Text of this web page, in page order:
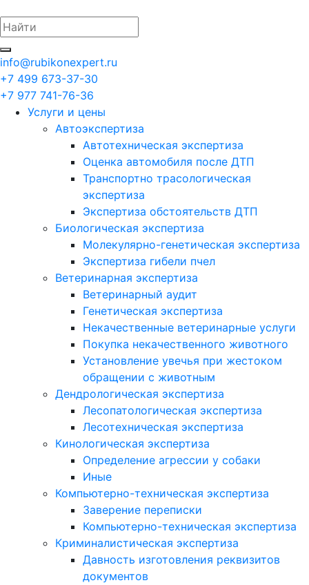
info@rubikonexpert.ru
+7 499 673-37-30
+7 977 741-76-36
Услуги и цены
Автоэкспертиза
Автотехническая экспертиза
Оценка автомобиля после ДТП
Транспортно трасологическая
экспертиза
Экспертиза обстоятельств ДТП
Биологическая экспертиза
Молекулярно-генетическая экспертиза
Экспертиза гибели пчел
Ветеринарная экспертиза
Ветеринарный аудит
Генетическая экспертиза
Некачественные ветеринарные услуги
Покупка некачественного животного
Установление увечья при жестоком
обращении с животным
Дендрологическая экспертиза
Лесопатологическая экспертиза
Лесотехническая экспертиза
Кинологическая экспертиза
Определение агрессии у собаки
Иные
Компьютерно-техническая экспертиза
Заверение переписки
Компьютерно-техническая экспертиза
Криминалистическая экспертиза
Давность изготовления реквизитов
документов